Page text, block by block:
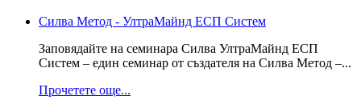
Силва Метод - УлтраМайнд ЕСП Систем
Заповядайте на семинара Силва УлтраМайнд ЕСП
Систем – един семинар от създателя на Силва Метод –...
Прочетете още...